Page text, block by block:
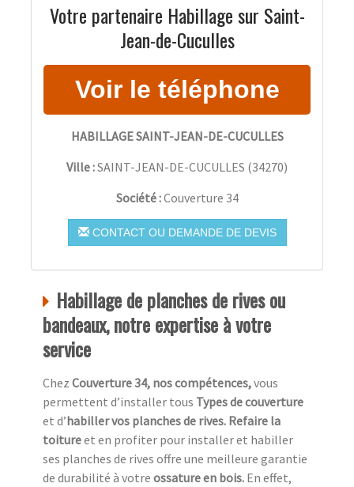
Votre partenaire Habillage sur Saint-
Jean-de-Cuculles
HABILLAGE SAINT-JEAN-DE-CUCULLES
Ville :SAINT-JEAN-DE-CUCULLES (34270)
Société :Couverture 34
CONTACT OU DEMANDE DE DEVIS
Habillage de planches de rives ou
bandeaux, notre expertise à votre
service
Chez Couverture 34, nos compétences,vous
permettent d’installer tous Types de couverture
et d’habiller vos planches de rives. Refaire la
toitureet en profiter pour installer et habiller
ses planches de rives offre une meilleure garantie
de durabilité à votre ossature en bois. En effet,